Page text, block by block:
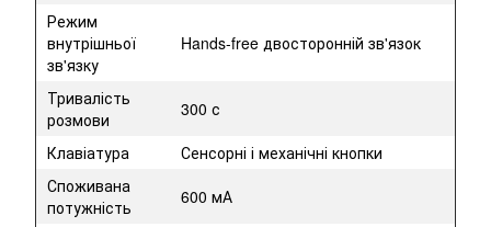
Режим
внутрішньої
зв'язку
Hands-free двосторонній зв'язок
Тривалість
розмови
300 с
Клавіатура
Сенсорні і механічні кнопки
Споживана
потужність
600 мА